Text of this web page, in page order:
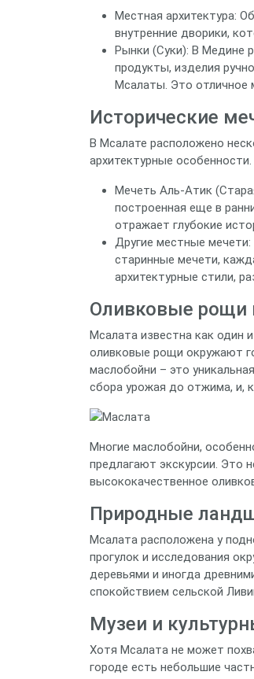
Местная архитектура:
внутренние дворики,
Рынки (Суки): В Медине
продукты, изделия
Мсалаты. Это отличное
Исторические
В Мсалате расположено
архитектурные
Мечеть Аль-Атик
построенная еще в
отражает глубокие
Другие местные мечети:
старинные мечети,
архитектурные стили,
Оливковые рощи
Мсалата известна как один
оливковые рощи окружают
маслобойни – это
сбора урожая до отжима, и,
Многие маслобойни,
предлагают экскурсии. Это
высококачественное
Природные
Мсалата расположена у
прогулок и исследования
деревьями и иногда
спокойствием сельской
Музеи и
Хотя Мсалата не может
городе есть небольшие